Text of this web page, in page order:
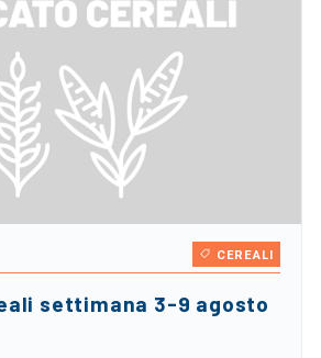
CEREALI
settimana 3-9 agosto